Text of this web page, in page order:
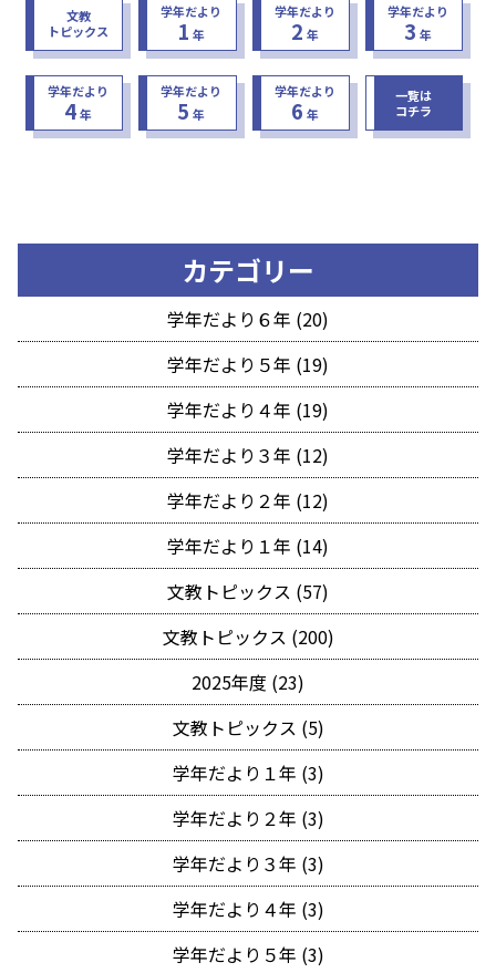
文教
トピックス
学年だより
1 年
学年だより
2 年
学年だより
3 年
学年だより
4年
学年だより
5 年
学年だより
6 年
一覧は
コチラ
カテゴリー
学年だより６年 (20)
学年だより５年 (19)
学年だより４年 (19)
学年だより３年 (12)
学年だより２年 (12)
学年だより１年 (14)
文教トピックス (57)
文教トピックス (200)
2025年度 (23)
文教トピックス (5)
学年だより１年 (3)
学年だより２年 (3)
学年だより３年 (3)
学年だより４年 (3)
学年だより５年 (3)